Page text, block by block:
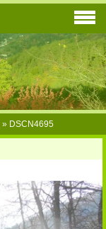
» DSCN4695